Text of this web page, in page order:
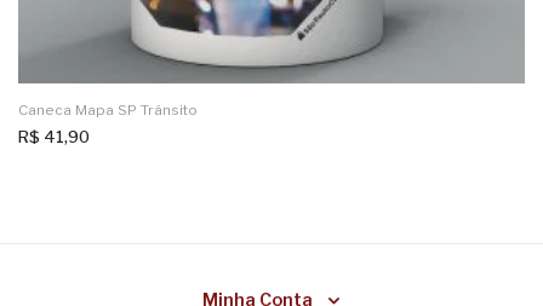
Caneca Mapa SP Trânsito
R$ 41,90
Minha Conta